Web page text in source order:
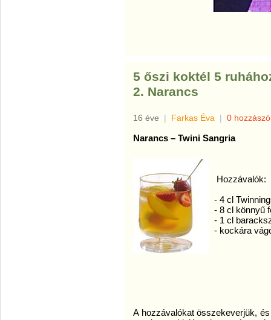
5 őszi koktél 5
2. Narancs
16 éve | Farkas Éva | 0
Narancs – Twini Sangria
Hozzávalók:
- 4 cl
- 8 cl könnyű
- 1 cl
- kockára
A hozzávalókat összekeverjük,